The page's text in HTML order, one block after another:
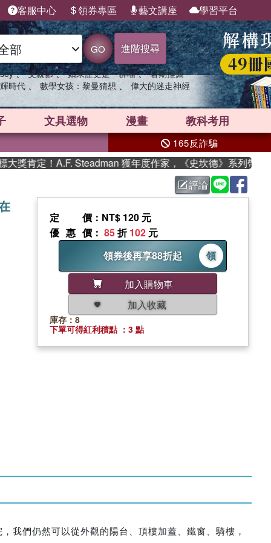
客服中心 領券專區 藝文講座 學習平台
GO 進階搜尋
、 父親節 、 如果歷史是一群喵 、 暑期推薦
時代 、 數學女孩：黎曼猜想 、 偉大的迷走神經
文具選物 漫畫 教科考用
165反詐騙
定！A.F. Steadman 獲年度作家，《史坎德》系列帶你踏上
評論
定價 ：NT$ 120 元
優惠價 ： 85折102 元
領券後再享88折起
領
加入購物車
加入收藏
庫存：8
下單可得紅利積點 ：3 點
我們仍然可以從外觀的陽台、頂樓加蓋、鐵窗、騎樓，